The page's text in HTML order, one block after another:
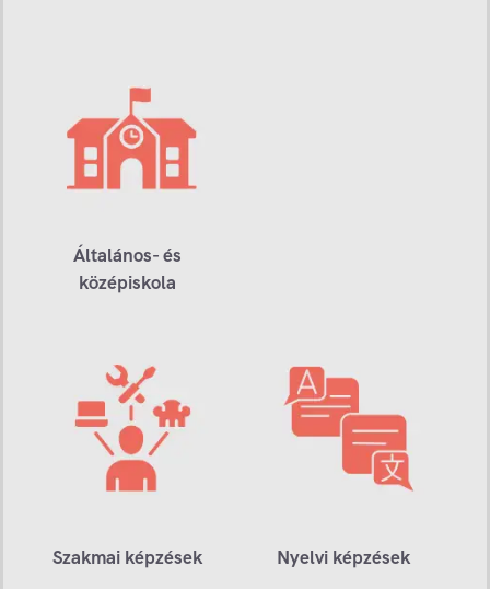
Általános- és
középiskola
Szakmai képzések Nyelvi képzések